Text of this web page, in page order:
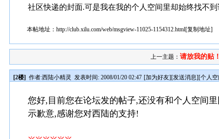
社区快递的封面.可是我在我的个人空间里却始终找不
本帖地址：http://club.xilu.com/web/msgview-11025-1154312.html[复制地址]
上一主题： 请放我的贴
[2楼] 作者:西陆小精灵 发表时间: 2008/01/20 02:47 [加为好友][发送消息][个人
您好,目前您在论坛发的帖子,还没有和个人空间
示歉意,感谢您对西陆的支持!